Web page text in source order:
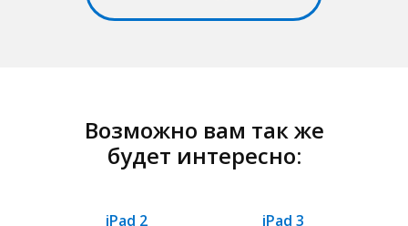
Возможно вам так же
будет интересно:
iPad 2 iPad 3